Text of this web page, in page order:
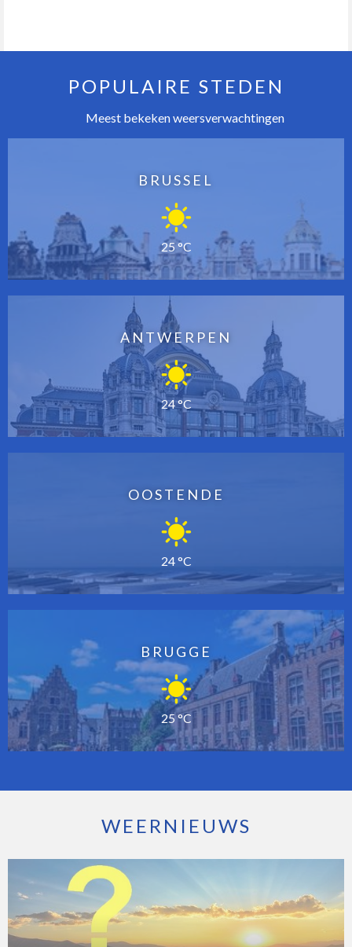
POPULAIRE STEDEN
Meest bekeken weersverwachtingen
BRUSSEL
25 °C
ANTWERPEN
24 °C
OOSTENDE
24 °C
BRUGGE
25 °C
WEERNIEUWS